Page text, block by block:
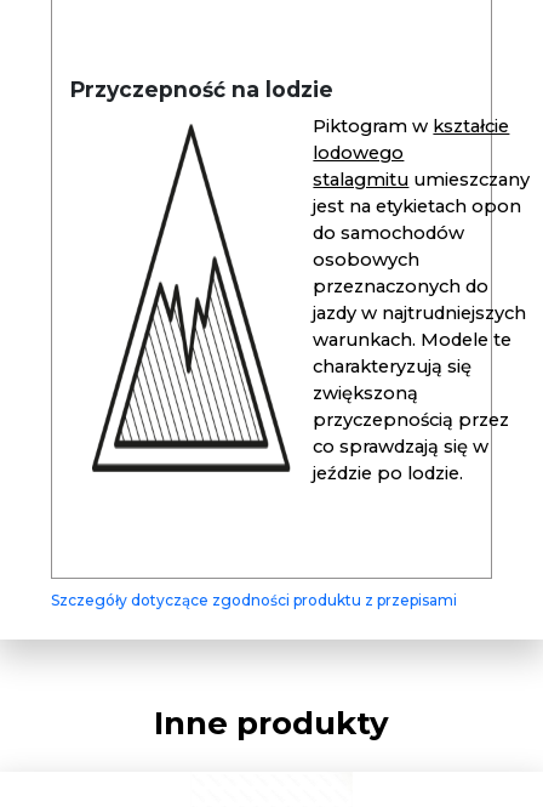
Przyczepność na lodzie
Piktogram w kształcie
lodowego
stalagmitu umieszczany
jest na etykietach opon
do samochodów
osobowych
przeznaczonych do
jazdy w najtrudniejszych
warunkach. Modele te
charakteryzują się
zwiększoną
przyczepnością przez
co sprawdzają się w
jeździe po lodzie.
Szczegóły dotyczące zgodności produktu z przepisami
Inne produkty